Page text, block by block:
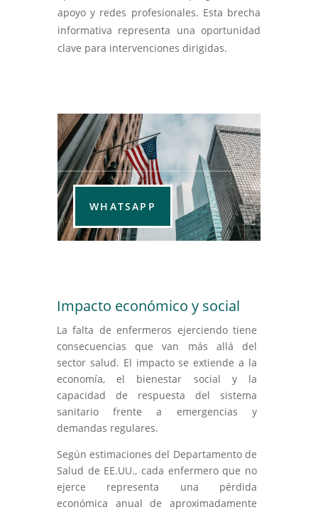
apoyo y redes profesionales. Esta brecha
informativa representa una oportunidad
clave para intervenciones dirigidas.
WHATSAPP
Impacto económico y social
La falta de enfermeros ejerciendo tiene
consecuencias que van más allá del
sector salud. El impacto se extiende a la
economía, el bienestar social y la
capacidad de respuesta del sistema
sanitario frente a emergencias y
demandas regulares.
Según estimaciones del Departamento de
Salud de EE.UU., cada enfermero que no
ejerce representa una pérdida
económica anual de aproximadamente